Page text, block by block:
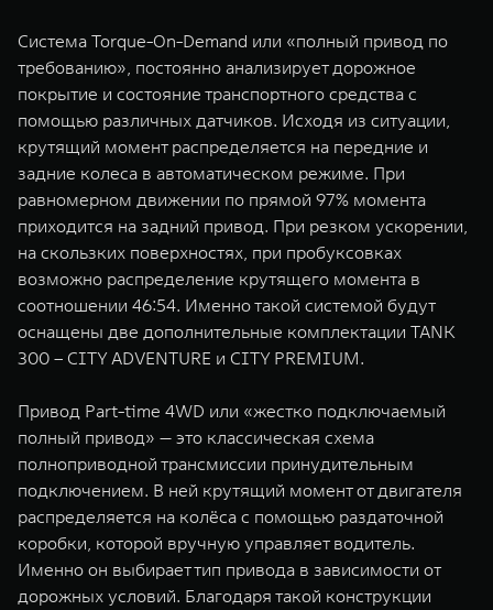
Система Torque-On-Demand или «полный привод по
требованию», постоянно анализирует дорожное
покрытие и состояние транспортного средства с
помощью различных датчиков. Исходя из ситуации,
крутящий момент распределяется на передние и
задние колеса в автоматическом режиме. При
равномерном движении по прямой 97% момента
приходится на задний привод. При резком ускорении,
на скользких поверхностях, при пробуксовках
возможно распределение крутящего момента в
соотношении 46:54. Именно такой системой будут
оснащены две дополнительные комплектации TANK
300 – CITY ADVENTURE и CITY PREMIUM.
Привод Part-time 4WD или «жестко подключаемый
полный привод» — это классическая схема
полноприводной трансмиссии принудительным
подключением. В ней крутящий момент от двигателя
распределяется на колёса с помощью раздаточной
коробки, которой вручную управляет водитель.
Именно он выбирает тип привода в зависимости от
дорожных условий. Благодаря такой конструкции